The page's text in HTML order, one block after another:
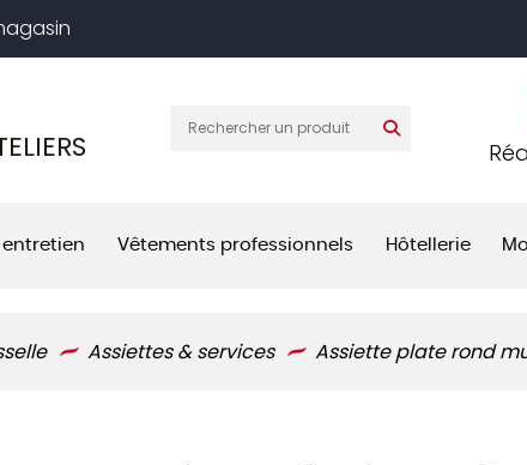
entretien Vêtements professionnels Hôtellerie
Assiettes & services Assiette plate rond